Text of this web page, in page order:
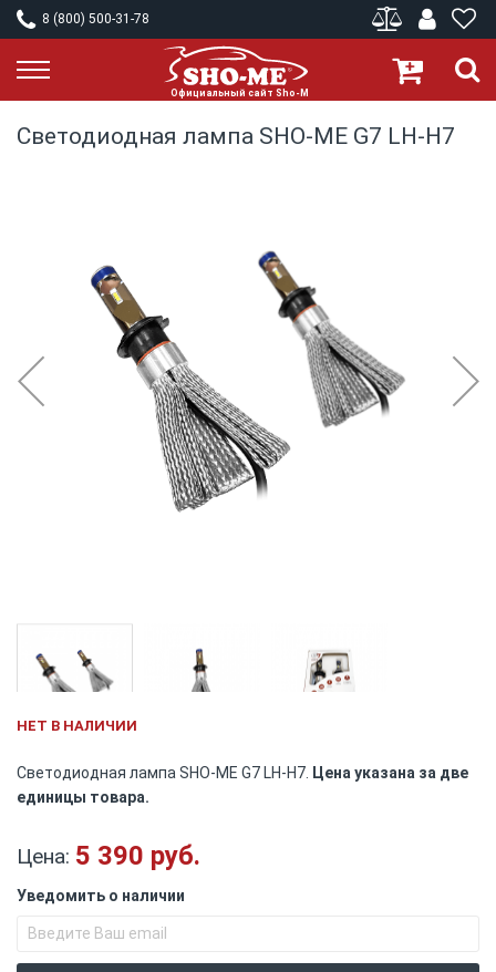
8 (800) 500-31-78
Светодиодная лампа SHO-ME G7 LH-H7
to
beginning
of
images
gallery
НЕТ В НАЛИЧИИ
Светодиодная лампа SHO-ME G7 LH-H7. Цена указана за две
единицы товара.
Цена: 5 390 руб.
Уведомить о наличии